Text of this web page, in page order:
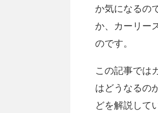
か気になるの
か、カーリー
のです。
この記事では
はどうなるの
どを解説して